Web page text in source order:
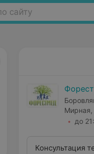
сайту
Мирная,
до
Консультация